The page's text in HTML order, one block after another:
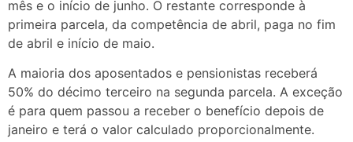
mês e o início de junho. O restante corresponde à
primeira parcela, da competência de abril, paga no fim
de abril e início de maio.
A maioria dos aposentados e pensionistas receberá
50% do décimo terceiro na segunda parcela. A exceção
é para quem passou a receber o benefício depois de
janeiro e terá o valor calculado proporcionalmente.